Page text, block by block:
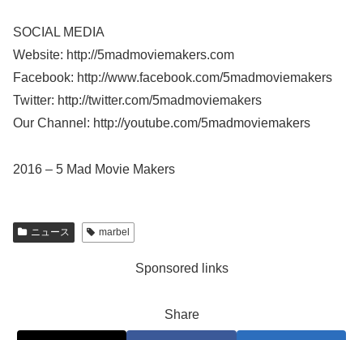
SOCIAL MEDIA
Website: http://5madmoviemakers.com
Facebook: http://www.facebook.com/5madmoviemakers
Twitter: http://twitter.com/5madmoviemakers
Our Channel: http://youtube.com/5madmoviemakers
2016 – 5 Mad Movie Makers
ニュース marbel
Sponsored links
Share